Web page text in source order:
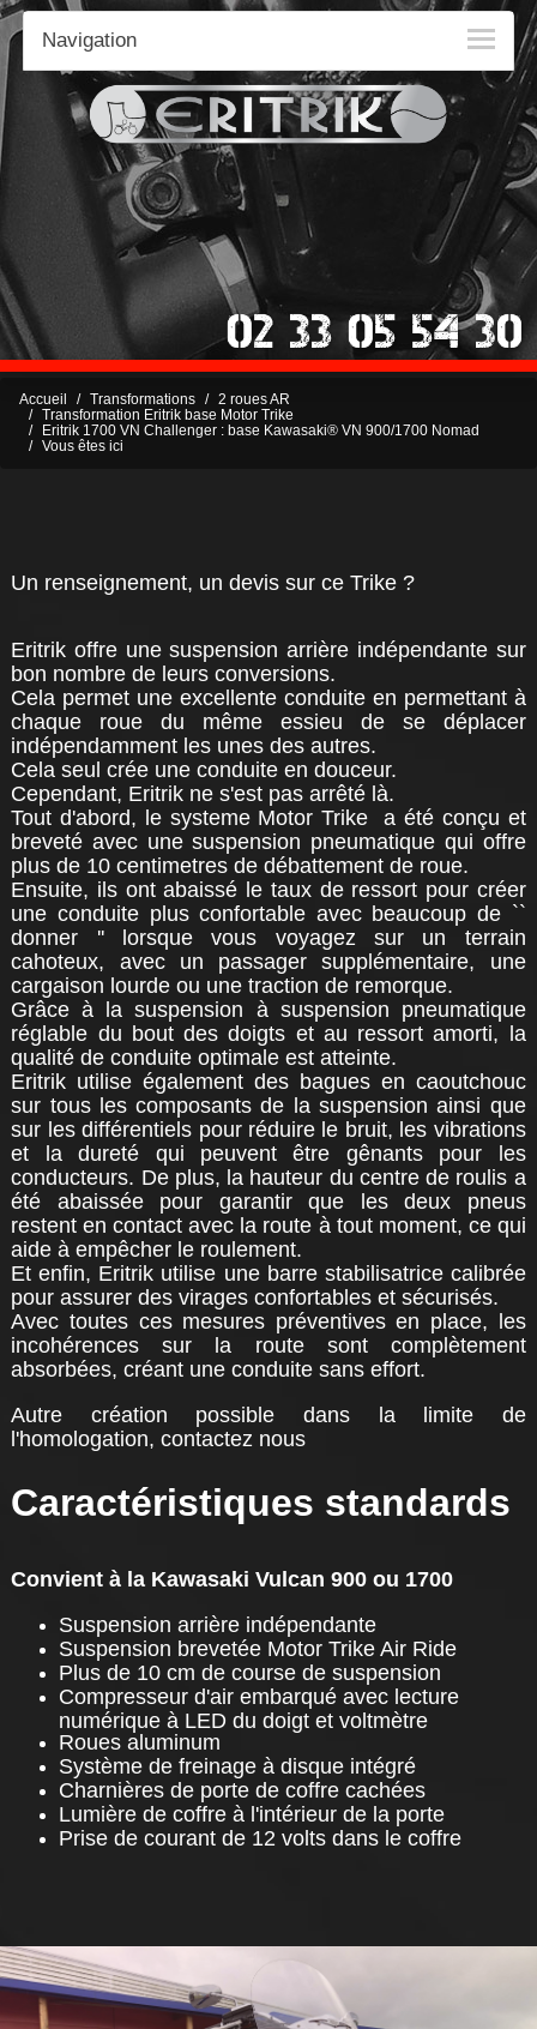
Navigation
Accueil Transformations
2 roues AR
Transformation Eritrik base Motor Trike
Eritrik 1700 VN Challenger : base Kawasaki® VN 900/1700 Nomad
Vous êtes ici
Un renseignement, un devis sur ce Trike ?
Eritrik offre une suspension arrière indépendante sur
bon nombre de leurs conversions.
Cela permet une excellente conduite en permettant à
chaque roue du même essieu de se déplacer
indépendamment les unes des autres.
Cela seul crée une conduite en douceur.
Cependant, Eritrik ne s'est pas arrêté là.
Tout d'abord, le systeme Motor Trike a été conçu et
breveté avec une suspension pneumatique qui offre
plus de 10 centimetres de débattement de roue.
Ensuite, ils ont abaissé le taux de ressort pour créer
une conduite plus confortable avec beaucoup de ``
donner '' lorsque vous voyagez sur un terrain
cahoteux, avec un passager supplémentaire, une
cargaison lourde ou une traction de remorque.
Grâce à la suspension à suspension pneumatique
réglable du bout des doigts et au ressort amorti, la
qualité de conduite optimale est atteinte.
Eritrik utilise également des bagues en caoutchouc
sur tous les composants de la suspension ainsi que
sur les différentiels pour réduire le bruit, les vibrations
et la dureté qui peuvent être gênants pour les
conducteurs. De plus, la hauteur du centre de roulis a
été abaissée pour garantir que les deux pneus
restent en contact avec la route à tout moment, ce qui
aide à empêcher le roulement.
Et enfin, Eritrik utilise une barre stabilisatrice calibrée
pour assurer des virages confortables et sécurisés.
Avec toutes ces mesures préventives en place, les
incohérences sur la route sont complètement
absorbées, créant une conduite sans effort.
Autre création possible dans la limite de
l'homologation, contactez nous
Caractéristiques standards
Convient à la Kawasaki Vulcan 900 ou 1700
Suspension arrière indépendante
Suspension brevetée Motor Trike Air Ride
Plus de 10 cm de course de suspension
Compresseur d'air embarqué avec lecture
numérique à LED du doigt et voltmètre
Roues aluminum
Système de freinage à disque intégré
Charnières de porte de coffre cachées
Lumière de coffre à l'intérieur de la porte
Prise de courant de 12 volts dans le coffre